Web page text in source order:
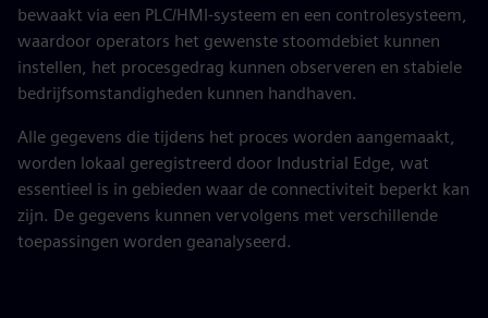
bewaakt via een PLC/HMI-systeem en een controlesysteem,
waardoor operators het gewenste stoomdebiet kunnen
instellen, het procesgedrag kunnen observeren en stabiele
bedrijfsomstandigheden kunnen handhaven.
Alle gegevens die tijdens het proces worden aangemaakt,
worden lokaal geregistreerd door Industrial Edge, wat
essentieel is in gebieden waar de connectiviteit beperkt kan
zijn. De gegevens kunnen vervolgens met verschillende
toepassingen worden geanalyseerd.